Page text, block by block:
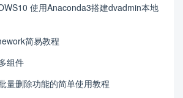
使用Anaconda3搭建dvadmin本地
简易教程
组件
量删除功能的简单使用教程